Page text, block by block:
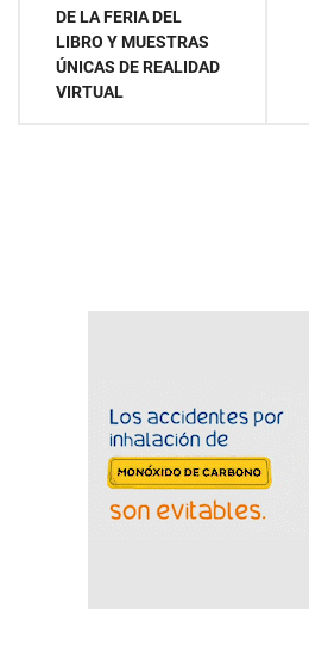
entradas
DE LA FERIA DEL
LIBRO Y MUESTRAS
ÚNICAS DE REALIDAD
VIRTUAL